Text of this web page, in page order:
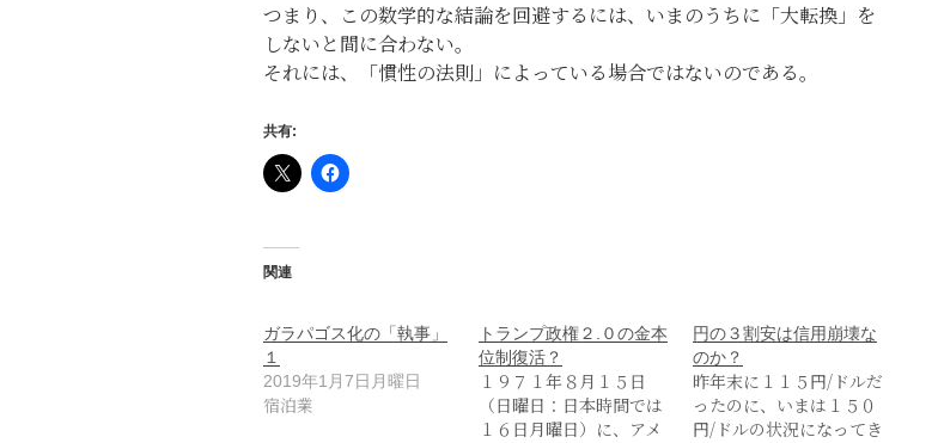
つまり、この数学的な結論を回避するには、いまのうちに「大転換」を
しないと間に合わない。
それには、「慣性の法則」によっている場合ではないのである。
共有:
関連
ガラパゴス化の「執事」
１
2019年1月7日月曜日
宿泊業
トランプ政権２.０の金本
位制復活？
１９７１年８月１５日
（日曜日：日本時間では
１６日月曜日）に、アメ
円の３割安は信用崩壊な
のか？
昨年末に１１５円/ドルだ
ったのに、いまは１５０
円/ドルの状況になってき